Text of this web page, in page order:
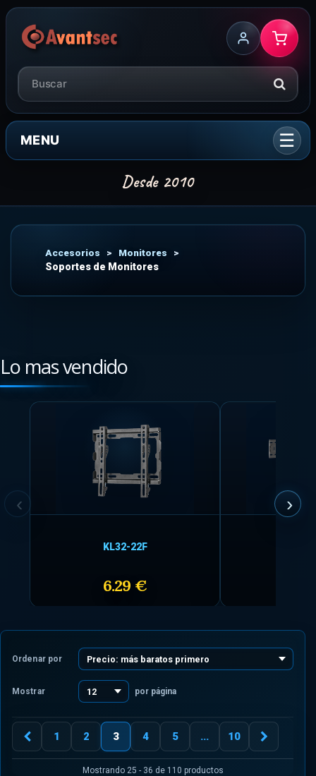
MENU
Accesorios > Monitores
>
Soportes de Monitores
Lo mas vendido
KL32-22F
6.29 €
Ordenar por
Mostrar por página
1 2 3 4 5 ... 10
Mostrando 25 - 36 de 110 productos